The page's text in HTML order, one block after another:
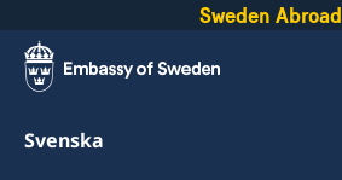
Sweden Abroad
Svenska